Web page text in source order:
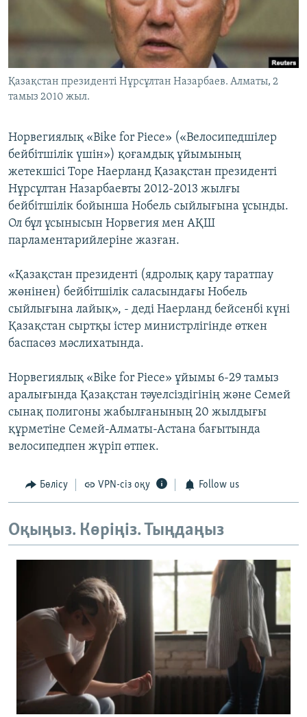
Басқа тілдерде
Қазақстан президенті Нұрсұлтан Назарбаев. Алматы, 2
тамыз 2010 жыл.
Норвегиялық «Bike for Piece» («Велосипедшілер
бейбітшілік үшін») қоғамдық ұйымының
жетекшісі Торе Наерланд Қазақстан президенті
Нұрсұлтан Назарбаевты 2012-2013 жылғы
бейбітшілік бойынша Нобель сыйлығына ұсынды.
Ол бұл ұсынысын Норвегия мен АҚШ
парламентарийлеріне жазған.
«Қазақстан президенті (ядролық қару таратпау
жөнінен) бейбітшілік саласындағы Нобель
сыйлығына лайық», - деді Наерланд бейсенбі күні
Қазақстан сыртқы істер министрлігінде өткен
баспасөз мәслихатында.
Норвегиялық «Bike for Piece» ұйымы 6-29 тамыз
аралығында Қазақстан тәуелсіздігінің және Семей
сынақ полигоны жабылғанының 20 жылдығы
құрметіне Семей-Алматы-Астана бағытында
велосипедпен жүріп өтпек.
Бөлісу VPN-сіз оқу Follow us
Оқыңыз. Көріңіз. Тыңдаңыз